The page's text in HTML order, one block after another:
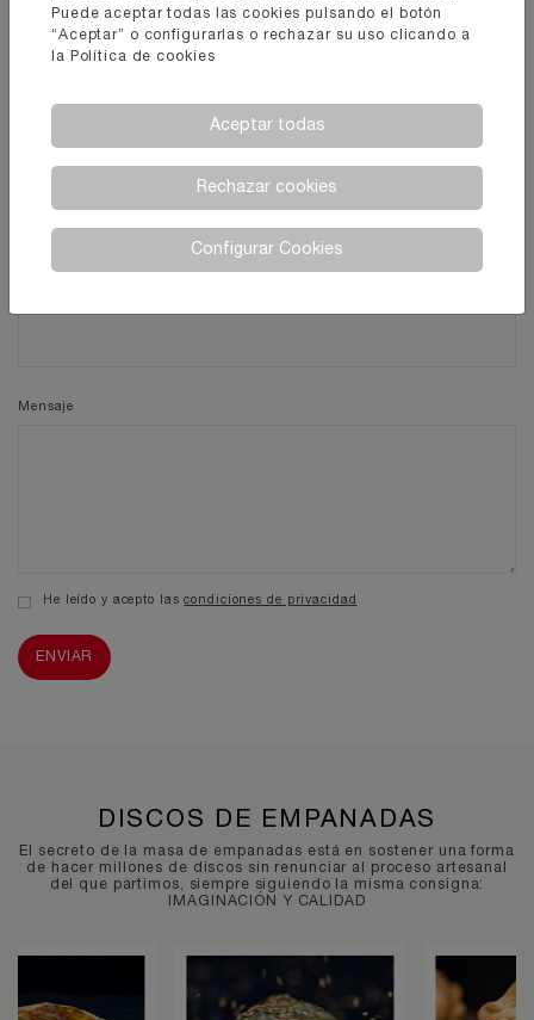
Nombre y apellidos
Mensaje
He leído y acepto lascondiciones de privacidad
DISCOS DE EMPANADAS
El secreto de la masa de empanadas está en sostener una forma
de hacer millones de discos sin renunciar al proceso artesanal
del que partimos, siempre siguiendo la misma consigna:
IMAGINACIÓN Y CALIDAD
Puede aceptar todas las cookies pulsando el botón
“Aceptar” o configurarlas o rechazar su uso clicando a
la
Política de cookies
Aceptar todas
Rechazar cookies
Configurar Cookies